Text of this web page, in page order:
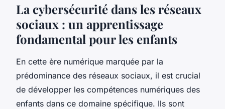
La cybersécurité dans les réseaux
sociaux : un apprentissage
fondamental pour les enfants
En cette ère numérique marquée par la
prédominance des réseaux sociaux, il est crucial
de développer les compétences numériques des
enfants dans ce domaine spécifique. Ils sont